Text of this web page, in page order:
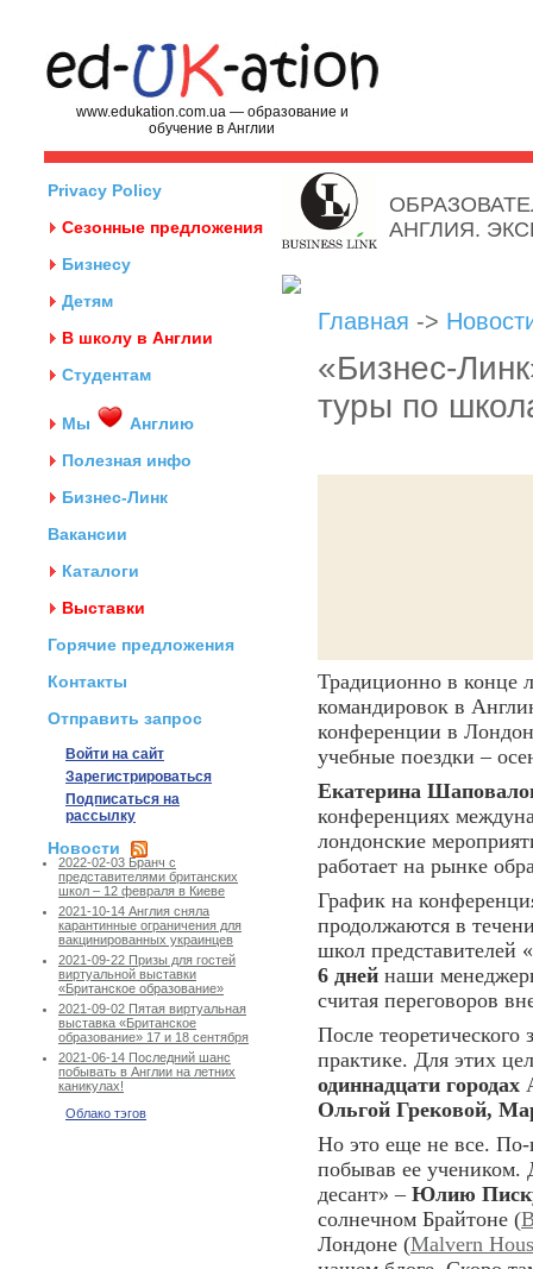
www.edukation.com.ua — образование и
обучение в Англии
Privacy Policy
Сезонные предложения
Бизнесу
Детям
В школу в Англии
Студентам
Мы
Англию
Полезная инфо
Бизнес-Линк
Вакансии
Каталоги
Выставки
Горячие предложения
Контакты
Отправить запрос
Войти на сайт
Зарегистрироваться
Подписаться на
рассылку
Новости
2022-02-03 Бранч с
представителями британских
школ – 12 февраля в Киеве
2021-10-14 Англия сняла
карантинные ограничения для
вакцинированных украинцев
2021-09-22 Призы для гостей
виртуальной выставки
«Британское образование»
2021-09-02 Пятая виртуальная
выставка «Британское
образование» 17 и 18 сентября
2021-06-14 Последний шанс
побывать в Англии на летних
каникулах!
Облако тэгов
АНГЛИЯ.
Главная ->
«Бизнес-
туры по
Традиционно в конце
командировок в
конференции в
учебные поездки –
Екатерина
конференциях
лондонские
работает на рынке
График на
продолжаются в
школ представителей
6 дней наши
считая переговоров
После
практике. Для этих
одиннадцати городах
Ольгой Грековой,
Но это еще не все. По-
побывав ее
десант» – Юлию
солнечном Брайтоне (
Лондоне (Malvern